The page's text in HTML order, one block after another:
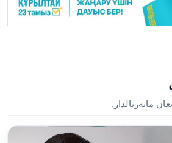
ماتەريالدار.